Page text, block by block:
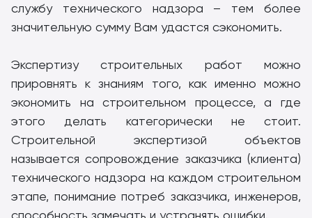
службу технического надзора – тем более
значительную сумму Вам удастся сэкономить.
Экспертизу строительных работ можно
прировнять к знаниям того, как именно можно
экономить на строительном процессе, а где
этого делать категорически не стоит.
Строительной экспертизой объектов
называется сопровождение заказчика (клиента)
технического надзора на каждом строительном
этапе, понимание потреб заказчика, инженеров,
способность замечать и устранять ошибки.